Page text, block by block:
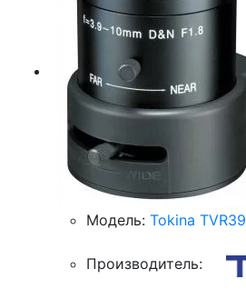
Модель: Tokina
Производитель: